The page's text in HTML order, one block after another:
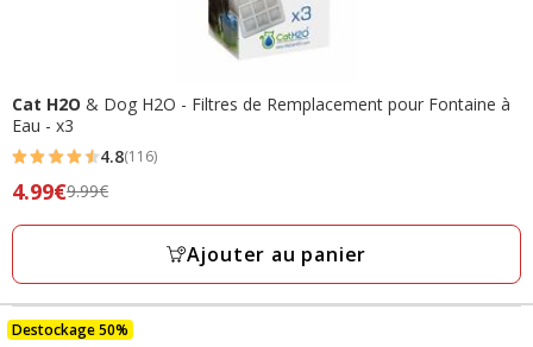
Cat H2O & Dog H2O - Filtres de Remplacement pour Fontaine à
Eau - x3
4.8
étoiles
avec
avis
4.8(116)
Prix
précédent
prix
final
4.99€
4.99€9.99€
Ajouter au panier
Destockage 50%